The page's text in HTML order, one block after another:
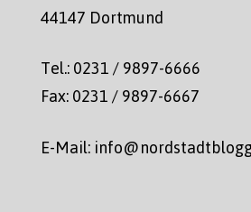
44147 Dortmund
Tel.: 0231 / 9897-6666
Fax: 0231 / 9897-6667
E-Mail: